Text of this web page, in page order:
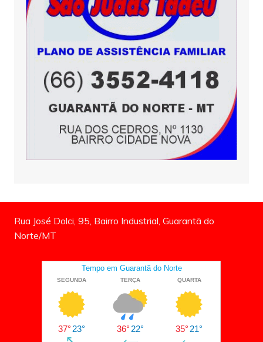
Rua José Dolci, 95, Bairro Industrial, Guarantã do
Norte/MT